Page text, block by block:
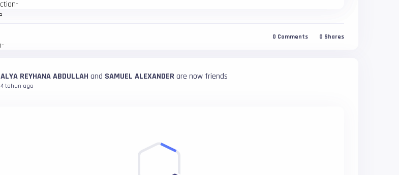
0 Comments 0 Shares
ALYA REYHANA ABDULLAH and SAMUEL ALEXANDERare now friends
4 tahun ago